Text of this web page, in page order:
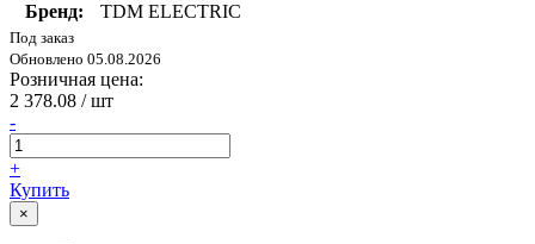
Бренд:
TDM ELECTRIC
Под заказ
Обновлено 05.08.2026
Розничная цена:
2 378.08 / шт
-
+
Купить
×